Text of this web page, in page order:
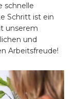
schnelle
Schritt ist ein
unserem
und
Arbeitsfreude!